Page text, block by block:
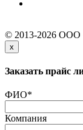
© 2013-2026 ООО
x
Заказать прайс
ФИО*
Компания